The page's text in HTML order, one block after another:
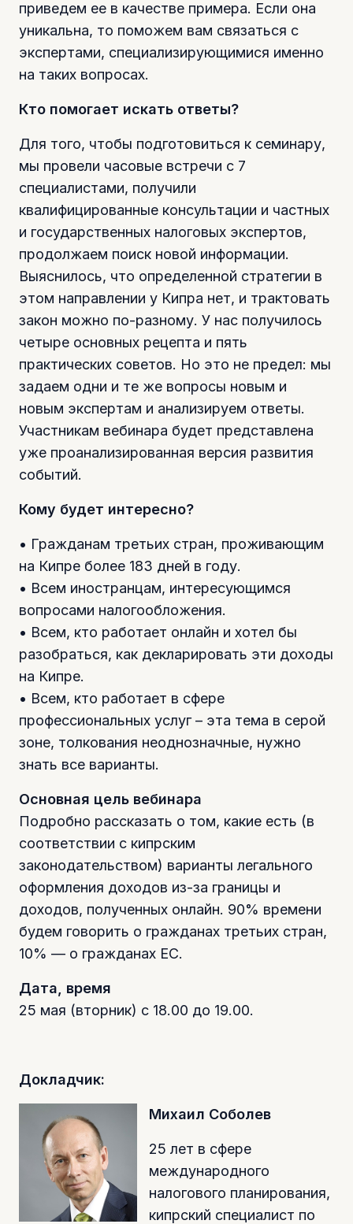
приведем ее в качестве примера. Если она
уникальна, то поможем вам связаться с
экспертами, специализирующимися именно
на таких вопросах.
Кто помогает искать ответы?
Для того, чтобы подготовиться к семинару,
мы провели часовые встречи с 7
специалистами, получили
квалифицированные консультации и частных
и государственных налоговых экспертов,
продолжаем поиск новой информации.
Выяснилось, что определенной стратегии в
этом направлении у Кипра нет, и трактовать
закон можно по-разному. У нас получилось
четыре основных рецепта и пять
практических советов. Но это не предел: мы
задаем одни и те же вопросы новым и
новым экспертам и анализируем ответы.
Участникам вебинара будет представлена
уже проанализированная версия развития
событий.
Кому будет интересно?
• Гражданам третьих стран, проживающим
на Кипре более 183 дней в году.
• Всем иностранцам, интересующимся
вопросами налогообложения.
• Всем, кто работает онлайн и хотел бы
разобраться, как декларировать эти доходы
на Кипре.
• Всем, кто работает в сфере
профессиональных услуг – эта тема в серой
зоне, толкования неоднозначные, нужно
знать все варианты.
Основная цель вебинара
Подробно рассказать о том, какие есть (в
соответствии с кипрским
законодательством) варианты легального
оформления доходов из-за границы и
доходов, полученных онлайн. 90% времени
будем говорить о гражданах третьих стран,
10% — о гражданах ЕС.
Дата, время
25 мая (вторник) с 18.00 до 19.00.
Докладчик:
Михаил Соболев
25 лет в сфере
международного
налогового планирования,
кипрский специалист по